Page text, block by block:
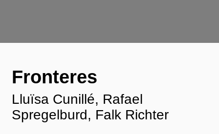
Fronteres
Lluïsa Cunillé, Rafael
Spregelburd, Falk Richter